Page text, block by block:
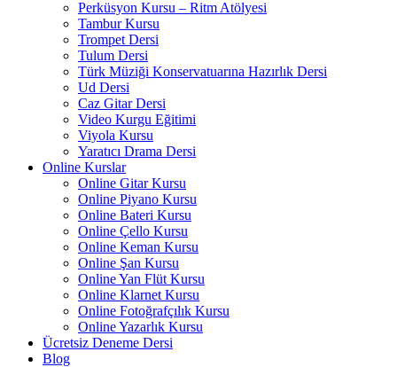
Perküsyon Kursu – Ritm Atölyesi
Tambur Kursu
Trompet Dersi
Tulum Dersi
Türk Müziği Konservatuarına Hazırlık Dersi
Ud Dersi
Caz Gitar Dersi
Video Kurgu Eğitimi
Viyola Kursu
Yaratıcı Drama Dersi
Online Kurslar
Online Gitar Kursu
Online Piyano Kursu
Online Bateri Kursu
Online Çello Kursu
Online Keman Kursu
Online Şan Kursu
Online Yan Flüt Kursu
Online Klarnet Kursu
Online Fotoğrafçılık Kursu
Online Yazarlık Kursu
Ücretsiz Deneme Dersi
Blog